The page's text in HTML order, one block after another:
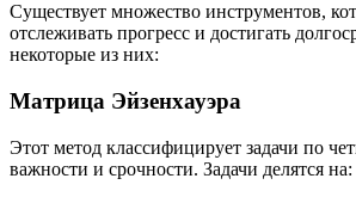
Существует множество инструментов,
отслеживать прогресс и достигать
некоторые из них:
Матрица Эйзенхауэра
Этот метод классифицирует задачи по
важности и срочности. Задачи делятся на: